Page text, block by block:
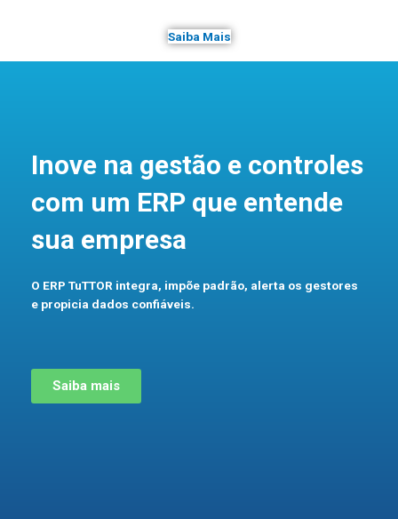
Saiba Mais
Inove na gestão e controles
com um ERP que entende
sua empresa
O ERP TuTTOR integra, impõe padrão, alerta os gestores
e propicia dados confiáveis.
Saiba mais